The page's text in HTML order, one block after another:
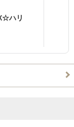
ハリ